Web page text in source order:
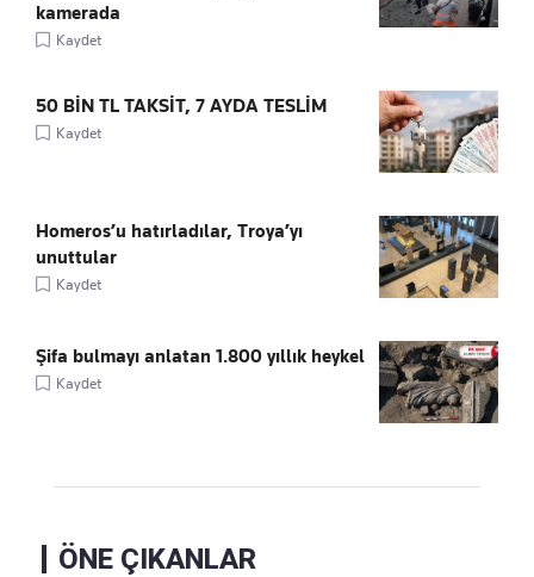
kamerada
Kaydet
50 BİN TL TAKSİT, 7 AYDA TESLİM
Kaydet
Homeros’u hatırladılar, Troya’yı
unuttular
Kaydet
Şifa bulmayı anlatan 1.800 yıllık heykel
Kaydet
ÖNE ÇIKANLAR